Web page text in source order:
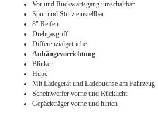
Vor und Rückwärtsgang umschaltbar
Spur und Sturz einstellbar
8" Reifen
Drehgasgriff
Differenzialgetriebe
Anhängevorrichtung
Blinker
Hupe
Mit Ladegerät und Ladebuchse am Fahrzeug
Scheinwerfer vorne und Rücklicht
Gepäckträger vorne und hinten